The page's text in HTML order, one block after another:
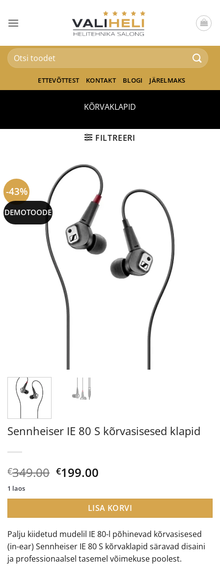
content
Otsi:
ETTEVÕTTEST KONTAKT BLOGI JÄRELMAKS
KÕRVAKLAPID
FILTREERI
-43%
DEMOTOODE
Sennheiser IE 80 S kõrvasisesed klapid
€349.00 Algne
oli:
€349.00.
€199.00
is:
€199.00.
Palju kiidetud mudelil IE 80-l põhinevad kõrvasisesed
(in-ear) Sennheiser IE 80 S kõrvaklapid säravad disaini
ja professionaalsel tasemel võimekuse poolest.
1 laos
LISA KORVI